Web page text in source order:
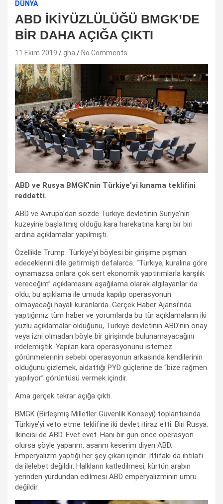
DÜNYA
ABD İKİYÜZLÜLÜĞÜ BMGK’DE
BİR DAHA AÇIĞA ÇIKTI
11 Ekim 2019 gha No Comments
ABD ve Rusya BMGK’nin Türkiye’yi kınama teklifini
reddetti.
ABD ve Avrupa’dan sözde Türkiye devletinin Suriye’nin
kuzeyine başlatmış olduğu kara harekatına karşı bir biri
ardına açıklamalar yapılmıştı.
Özellikle Trump Türkiye’yi böylesi bir girişime pişman
edeceklerini dile getirmişti defalarca. “Türkiye, kuralına göre
oynamazsa onlara çok sert ekonomik yaptırımlarla karşılık
vereceğim” açıklamasını aşağılama olarak algılayanlar da
oldu, bu açıklama ile umuda kapılıp operasyonun
olmayacağı hayali kuranlarda. Gerçek Haber Ajansı’nda
yaptığımız tüm haber ve yorumlarda bu tür açıklamaların iki
yüzlü açıklamalar olduğunu, Türkiye devletinin ABD’nin onay
veya izni olmadan böyle bir girişimde bulunamayacağını
irdelemiştik. Yapılan kara operasyonunu istemez
görünmelerinin sebebi operasyonun arkasında kendilerinin
olduğunu gizlemek, aldattığı PYD güçlerine de “bize rağmen
yapılıyor” görüntüsü vermek içindir.
Ama gerçek tekrar açığa çıktı.
BMGK (Birleşmiş Milletler Güvenlik Konseyi) toplantısında
Türkiye’yi veto etme teklifine iki devlet itiraz etti. Biri Rusya.
İkincisi de ABD. Evet evet. Hani bir gün önce operasyon
olursa şöyle yaparım, asarım keserim diyen ABD.
Emperyalizm yaptığı her şey çıkarı içindir. İttifakı da ihtilafı
da ilelebet değildir. Halkların katledilmesi, kürtün arabın
yerinden yurdundan edilmesi ABD emperyalizminin umru
değildir.